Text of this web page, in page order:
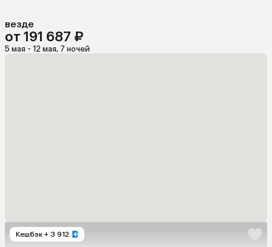
везде
от 191 687 ₽
5 мая - 12 мая, 7 ночей
Кешбэк + 3 912